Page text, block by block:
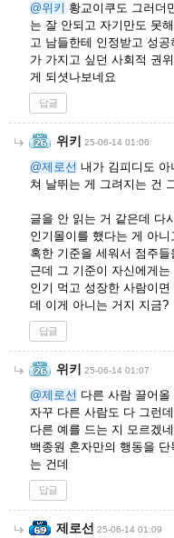
@위키 황교이쿠도 그러더
는 잘 안되고 자기만도 못
고 남들한테 인정받고 성
가 가지고 싶던 사회적 권
게 되셧나보네요
답글
위키 25-06-14 01:06
@제로선 내가 김피디도
쳐 날뛰는 게 그려지는 건
글을 안 읽는 거 같은데 다
인기몰이를 했다는 게 아
혹한 기준을 세워서 점주
근데 그 기준이 자신에게
인기 먹고 성장한 사람이
데 이게 아니는 거지 지금?
답글
위키 25-06-14 01:07
@제로선 다른 사람 끌어올
자꾸 다른 사람도 다 그런
다른 예를 드는 지 모르겠네
백종원 혼자만의 행동을
는 건데
답글
제로선 25-06-14 01:09